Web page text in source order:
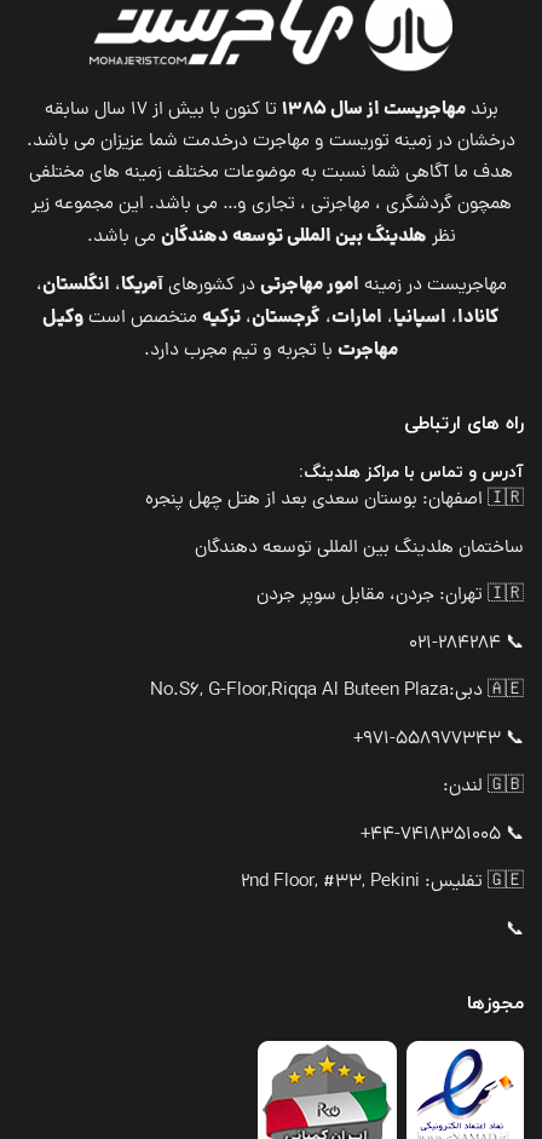
برندمهاجریست از سال ۱۳۸۵
تا کنون با بیش از ۱۷ سال سابقه
درخشان در زمینه توریست و مهاجرت درخدمت شما عزیزان می باشد.
هدف ما آگاهی شما نسبت به موضوعات مختلف زمینه های مختلفی
همچون گردشگری ، مهاجرتی ، تجاری و… می باشد. این مجموعه زیر
نظر هلدینگ بین المللی توسعه دهندگان می باشد.
مهاجریست در زمینه امور مهاجرتیدر کشورهایآمریکا، انگلستان،
کانادا، اسپانیا، امارات، گرجستان، ترکیه متخصص استوکیل
مهاجرت با تجربه و تیم مجرب دارد.
راه های ارتباطی
آدرس و تماس با مراکز هلدینگ:
🇮🇷 اصفهان: بوستان سعدی بعد از هتل چهل پنجره
ساختمان هلدینگ بین المللی توسعه دهندگان
🇮🇷 تهران: جردن، مقابل سوپر جردن
📞 021-284284
🇦🇪 دبی:
No.S6, G-Floor,Riqqa Al Buteen Plaza
📞 971-558977343+
🇬🇧 لندن:
📞 44-7418351005+
🇬🇪 تفلیس: 2nd Floor, #33, Pekini
📞
مجوزها